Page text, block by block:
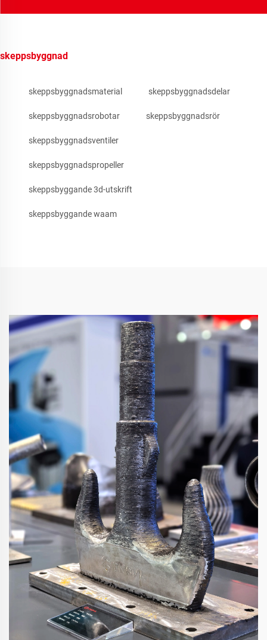
skeppsbyggnad
skeppsbyggnadsmaterial skeppsbyggnadsdelar
skeppsbyggnadsrobotar skeppsbyggnadsrör
skeppsbyggnadsventiler
skeppsbyggnadspropeller
skeppsbyggande 3d-utskrift
skeppsbyggande waam